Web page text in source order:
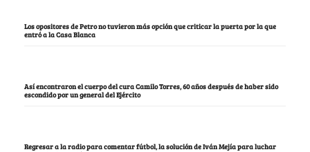
Los opositores de Petro no tuvieron más opción que criticar la puerta por la que
entró a la Casa Blanca
Así encontraron el cuerpo del cura Camilo Torres, 60 años después de haber sido
escondido por un general del Ejército
Regresar a la radio para comentar fútbol, la solución de Iván Mejía para luchar